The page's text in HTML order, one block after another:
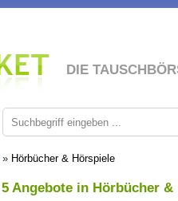
DIE
» Hörbücher & Hörspiele
5 Angebote in Hörbücher